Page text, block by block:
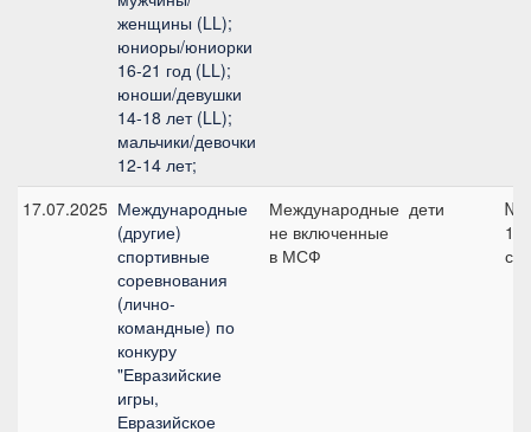
женщины (LL);
юниоры/юниорки
16-21 год (LL);
юноши/девушки
14-18 лет (LL);
мальчики/девочки
12-14 лет;
17.07.2025 Международные
(другие)
спортивные
соревнования
(лично-
командные) по
конкуру
"Евразийские
игры,
Евразийское
Международные
не включенные
в МСФ
дети
см